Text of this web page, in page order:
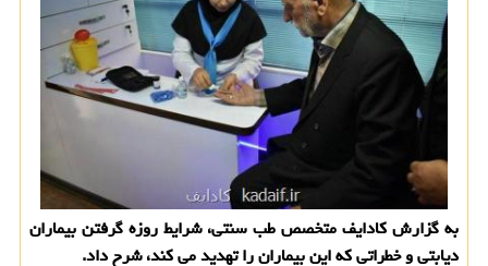
به گزارش کادایف متخصص طب سنتی، شرایط روزه گرفتن بیماران
دیابتی و خطراتی که این بیماران را تهدید می کند، شرح داد.